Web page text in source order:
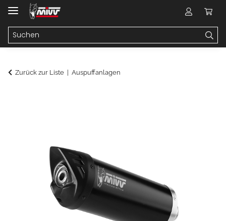
Zurück zur Liste Auspuffanlagen